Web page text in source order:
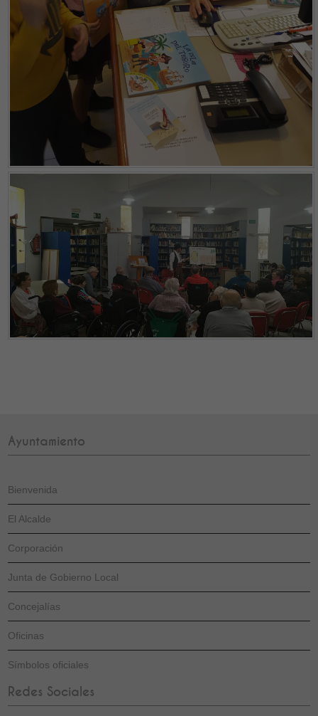
Ayuntamiento
Bienvenida
El Alcalde
Corporación
Junta de Gobierno Local
Concejalías
Oficinas
Símbolos oficiales
Redes Sociales